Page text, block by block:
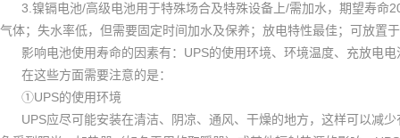
3. 镍镉电池/高级电池用于特殊场合及特殊设备上/需加水，期望寿命
气体；失水率低，但需要固定时间加水及保养；放电特性最佳；可放置
影响电池使用寿命的因素有： UPS的使用环境、环境温度、充放电
在这些方面需要注意的是：
①UPS的使用环境
UPS应尽可能安装在清洁、阴凉、通风、干燥的地方，这样可以减少